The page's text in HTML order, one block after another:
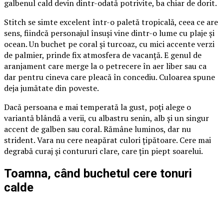
galbenul cald devin dintr-odată potrivite, ba chiar de dorit.
Stitch se simte excelent într-o paletă tropicală, ceea ce are
sens, fiindcă personajul însuși vine dintr-o lume cu plaje și
ocean. Un buchet pe coral și turcoaz, cu mici accente verzi
de palmier, prinde fix atmosfera de vacanță. E genul de
aranjament care merge la o petrecere în aer liber sau ca
dar pentru cineva care pleacă în concediu. Culoarea spune
deja jumătate din poveste.
Dacă persoana e mai temperată la gust, poți alege o
variantă blândă a verii, cu albastru senin, alb și un singur
accent de galben sau coral. Rămâne luminos, dar nu
strident. Vara nu cere neapărat culori țipătoare. Cere mai
degrabă curaj și contururi clare, care țin piept soarelui.
Toamna, când buchetul cere tonuri
calde